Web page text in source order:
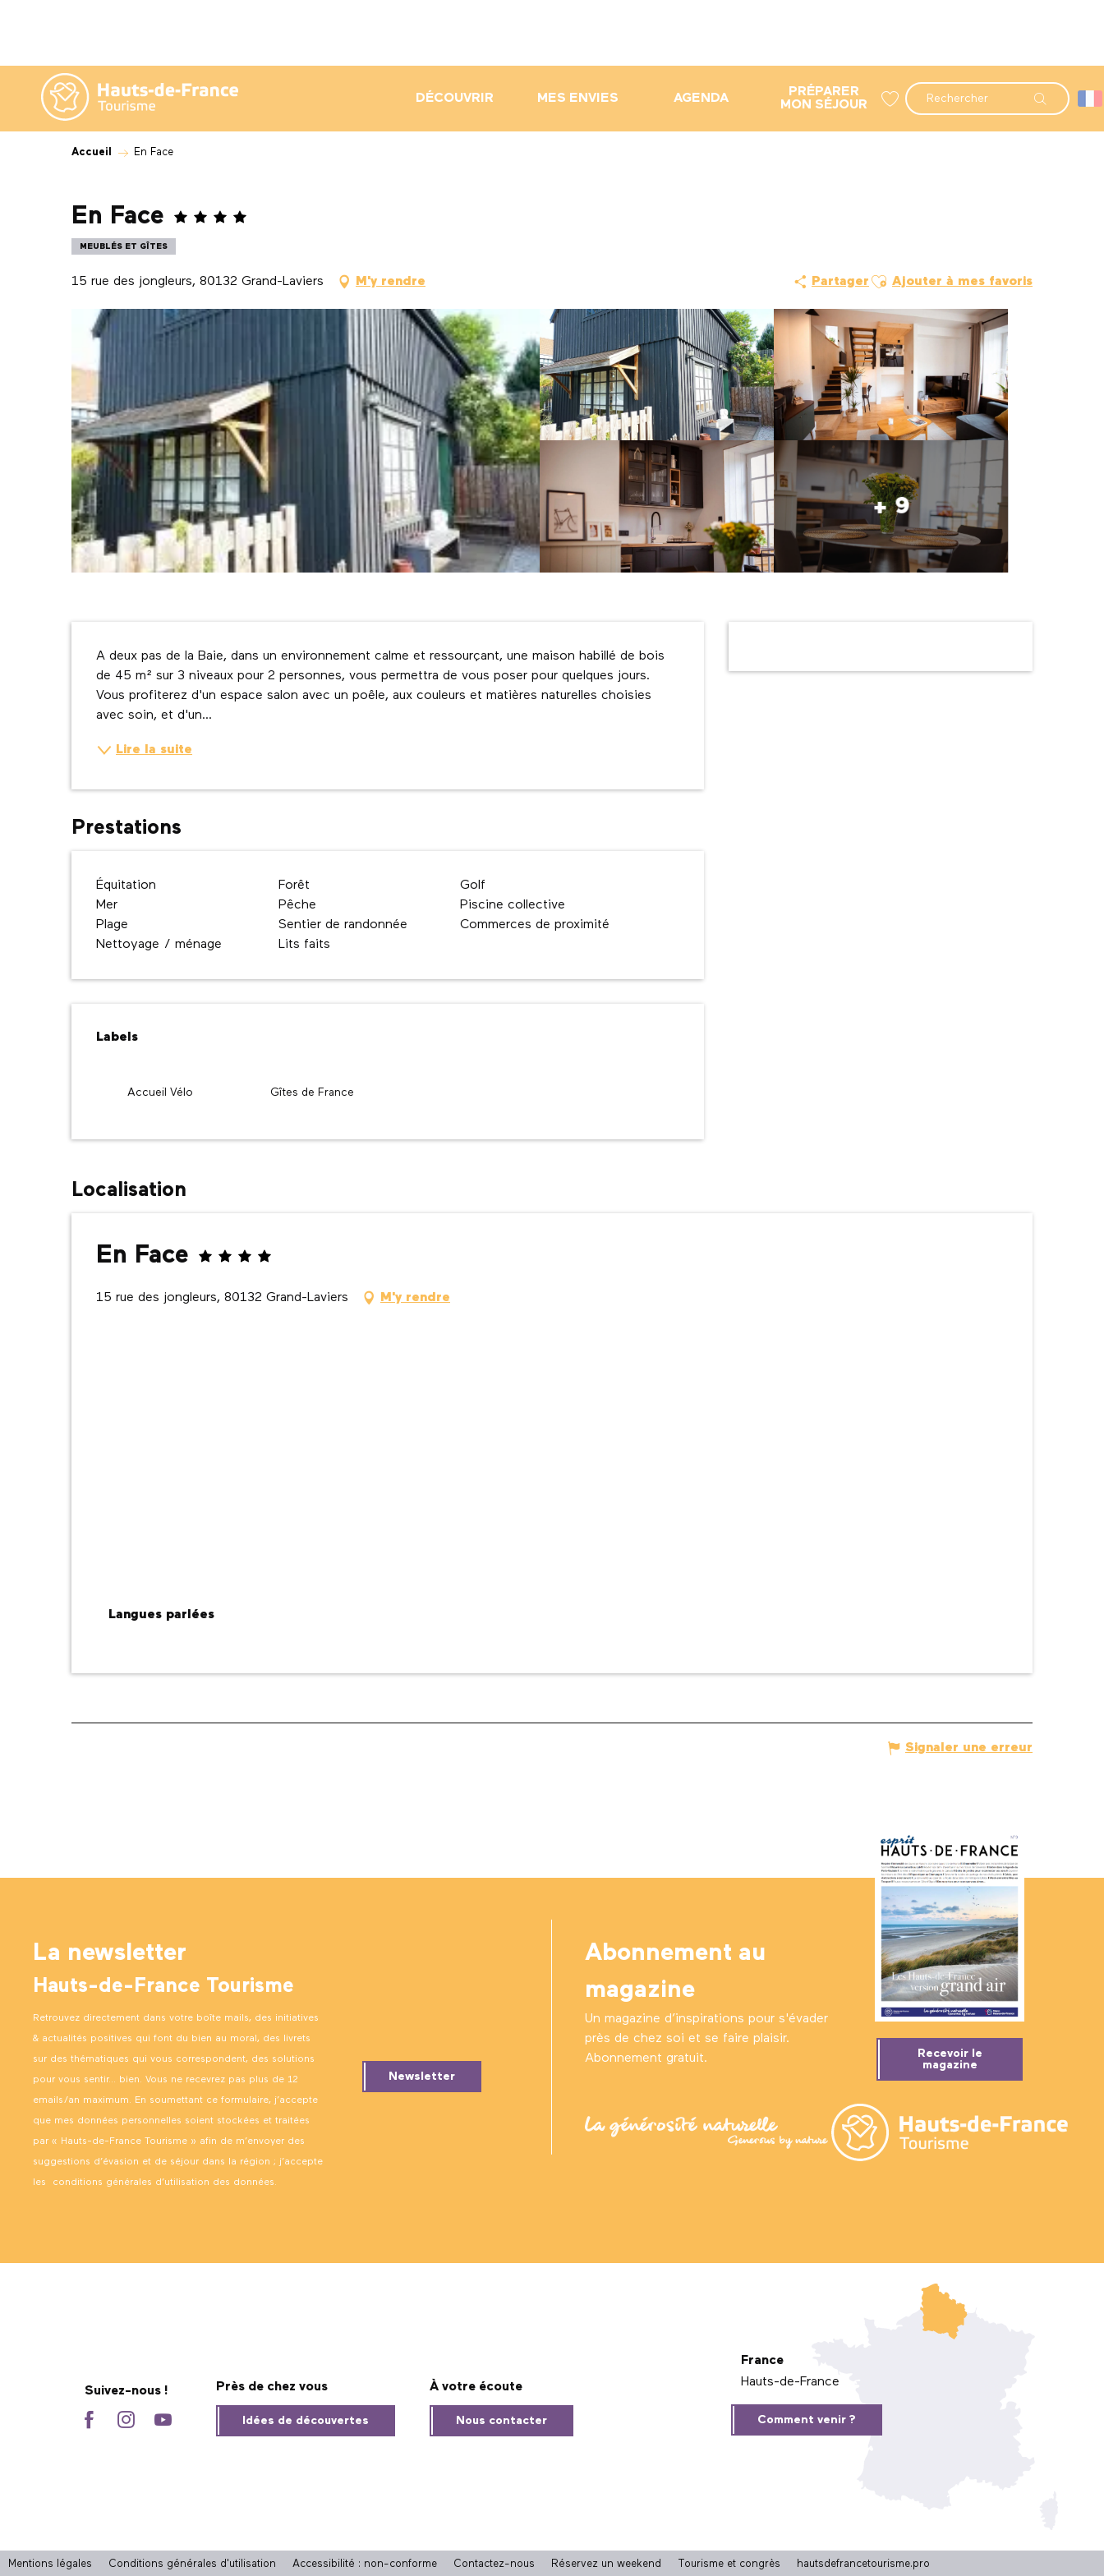
contenu
principal
Recherche
DÉCOUVRIR MES ENVIES AGENDA
PRÉPARER
MON SÉJOUR
Accueil En Face
En Face
MEUBLÉS ET GÎTES
15 rue des jongleurs, 80132 Grand-Laviers M'y rendre Partager Ajouter aux favoris
Ajouter à mes favoris
+ 9
Description
A deux pas de la Baie, dans un environnement calme et ressourçant, une maison habillé de bois
de 45 m² sur 3 niveaux pour 2 personnes, vous permettra de vous poser pour quelques jours.
Vous profiterez d'un espace salon avec un poêle, aux couleurs et matières naturelles choisies
avec soin, et d'un...
Lire la suite
Prestations
Équitation Forêt
Golf
Mer
Pêche
Piscine collective
Plage
Sentier de randonnée
Commerces de proximité
Nettoyage / ménage
Lits faits
Offres de prestations
Labels
Labels
Accueil Vélo Gîtes de France
Localisation
En Face
15 rue des jongleurs, 80132 Grand-Laviers M'y rendre
Langues parlées
Langues parlées
Signaler une erreur
La newsletter
Hauts-de-France Tourisme
Retrouvez directement dans votre boîte mails, des initiatives
& actualités positives qui font du bien au moral, des livrets
sur des thématiques qui vous correspondent, des solutions
pour vous sentir… bien. Vous ne recevrez pas plus de 12
emails/an maximum. En soumettant ce formulaire, j’accepte
que mes données personnelles soient stockées et traitées
par « Hauts-de-France Tourisme » afin de m’envoyer des
suggestions d’évasion et de séjour dans la région ; j’accepte
les conditions générales d’utilisation des données.
Newsletter
Abonnement au
magazine
Un magazine d’inspirations pour s'évader
près de chez soi et se faire plaisir.
Abonnement gratuit.
Recevoir le
magazine
Suivez-nous ! Près de chez vous
Idées de découvertes
À votre écoute
Nous contacter
France
Hauts-de-France
Comment venir ?
Mentions légales Conditions générales d'utilisation Accessibilité : non-conforme Contactez-nous Réservez un weekend Tourisme et congrès hautsdefrancetourisme.pro